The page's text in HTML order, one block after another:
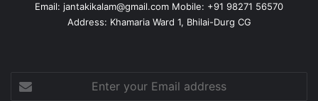
Email: jantakikalam@gmail.com Mobile: +91 98271 56570
Address: Khamaria Ward 1, Bhilai-Durg CG
your